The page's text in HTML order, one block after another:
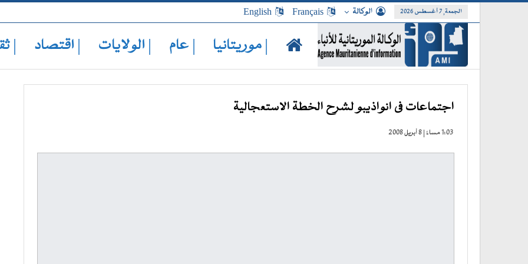
الجمعة, 7 أغسطس 2026 الوكالة Français
English
| موريتانيا | عام | الولايات | اقتصاد |
اجتماعات فى انواذيبو لشرح الخطة الاستعجالية
1:03 مساءً | 8 أبريل 2008